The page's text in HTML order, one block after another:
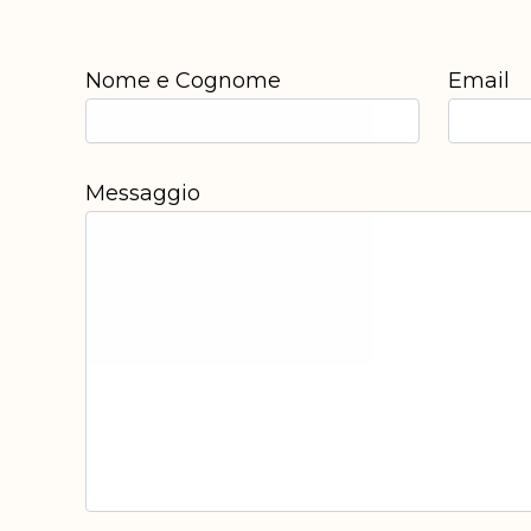
Nome e Cognome Email
Messaggio